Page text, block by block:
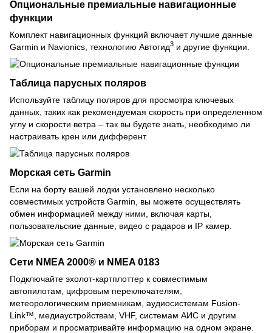
Опциональные премиальные навигационные
функции
Комплект навигационных функций включает лучшие данные
Garmin и Navionics, технологию Автогид3 и другие функции.
Таблица парусных поляров
Используйте таблицу поляров для просмотра ключевых
данных, таких как рекомендуемая скорость при определенном
углу и скорости ветра – так вы будете знать, необходимо ли
настраивать крен или дифферент.
Морская сеть Garmin
Если на борту вашей лодки установлено несколько
совместимых устройств Garmin, вы можете осуществлять
обмен информацией между ними, включая карты,
пользовательские данные, видео с радаров и IP камер.
Сети NMEA 2000® и NMEA 0183
Подключайте эхолот-картплоттер к совместимым
автопилотам, цифровым переключателям,
метеорологическим приемникам, аудиосистемам Fusion-
Link™, медиаустройствам, VHF, системам АИС и другим
приборам и просматривайте информацию на одном экране.